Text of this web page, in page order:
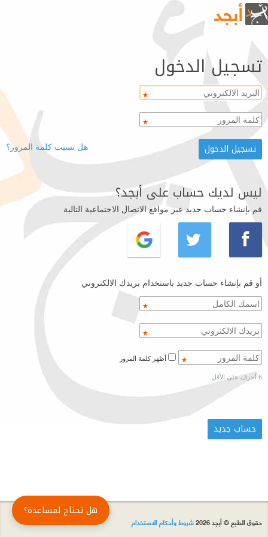
تسجيل الدخول
هل نسيت كلمة المرور؟
ليس لديك حساب على أبجد؟
قم بإنشاء حساب جديد عبر مواقع الاتصال الاجتماعية التالية
أو قم بإنشاء حساب جديد باستخدام بريدك الالكتروني
6 أحرف على الأقل
حقوق الطبع © أبجد 2026 شروط وأحكام الاستخدام
هل تحتاج لمساعدة؟